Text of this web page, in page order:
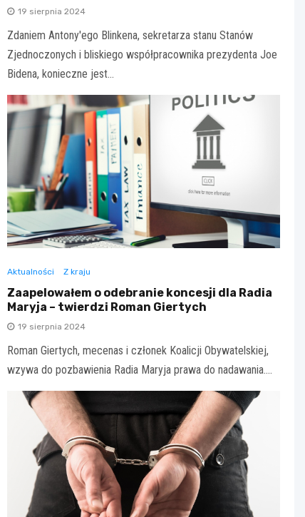
19 sierpnia 2024
Zdaniem Antony'ego Blinkena, sekretarza stanu Stanów
Zjednoczonych i bliskiego współpracownika prezydenta Joe
Bidena, konieczne jest…
Aktualności Z kraju
Zaapelowałem o odebranie koncesji dla Radia
Maryja – twierdzi Roman Giertych
19 sierpnia 2024
Roman Giertych, mecenas i członek Koalicji Obywatelskiej,
wzywa do pozbawienia Radia Maryja prawa do nadawania.…